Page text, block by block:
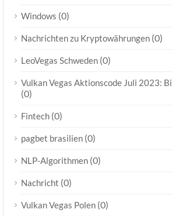
Windows (0)
Nachrichten zu Kryptowährungen (0)
LeoVegas Schweden (0)
Vulkan Vegas Aktionscode Juli 2023:
(0)
Fintech (0)
pagbet brasilien (0)
NLP-Algorithmen (0)
Nachricht (0)
Vulkan Vegas Polen (0)